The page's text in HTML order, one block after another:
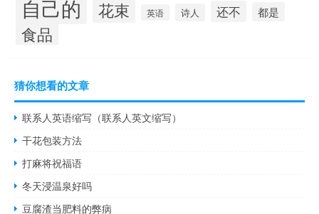
自己的 花束 英语 诗人 还不 都是
食品
猜你想看的文章
联系人英语缩写（联系人英文缩写）
干花包装方法
打麻将祝福语
冬天浸温泉好吗
豆腐渣当肥料的弊病